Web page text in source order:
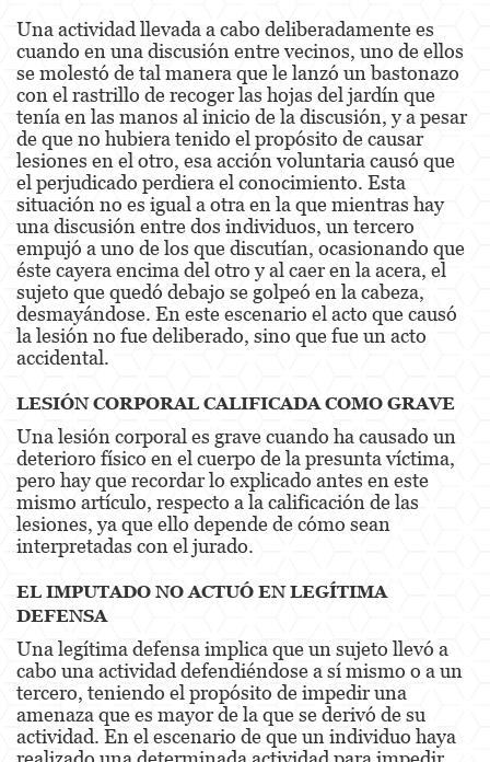
Secuestro
Violencia Doméstica
Acecho
Abuso Infantil
Abuso de Ancianos y de Adultos
Dependientes
Agresión Doméstica
Amenazas Criminales
Lesión Corporal A Un Cónyuge.
Negligencia de Menores.
Orden de Protección de Emergencia
Orden de Restricción Permanente
Orden de Restricción Temporal
Peligro Infantil
Publicar Información Dañina en Internet
Una actividad llevada a cabo deliberadamente es
cuando en una discusión entre vecinos, uno de ellos
se molestó de tal manera que le lanzó un bastonazo
con el rastrillo de recoger las hojas del jardín que
tenía en las manos al inicio de la discusión, y a pesar
de que no hubiera tenido el propósito de causar
lesiones en el otro, esa acción voluntaria causó que
el perjudicado perdiera el conocimiento. Esta
situación no es igual a otra en la que mientras hay
una discusión entre dos individuos, un tercero
empujó a uno de los que discutían, ocasionando que
éste cayera encima del otro y al caer en la acera, el
sujeto que quedó debajo se golpeó en la cabeza,
desmayándose. En este escenario el acto que causó
la lesión no fue deliberado, sino que fue un acto
accidental.
LESIÓN CORPORAL CALIFICADA COMO GRAVE
Una lesión corporal es grave cuando ha causado un
deterioro físico en el cuerpo de la presunta víctima,
pero hay que recordar lo explicado antes en este
mismo artículo, respecto a la calificación de las
lesiones, ya que ello depende de cómo sean
interpretadas con el jurado.
EL IMPUTADO NO ACTUÓ EN LEGÍTIMA
DEFENSA
Una legítima defensa implica que un sujeto llevó a
cabo una actividad defendiéndose a sí mismo o a un
tercero, teniendo el propósito de impedir una
amenaza que es mayor de la que se derivó de su
actividad. En el escenario de que un individuo haya